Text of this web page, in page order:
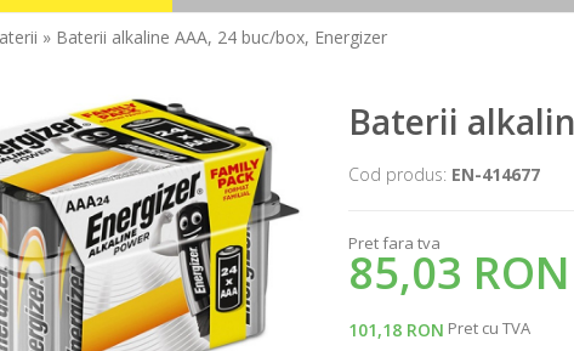
» Baterii alkaline AAA, 24 buc/box, Energizer
Baterii
Cod produs: EN-414677
Pret fara tva
85,03 RON
101,18 RON Pret cu TVA